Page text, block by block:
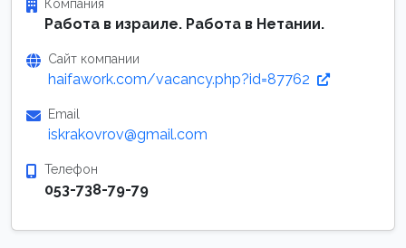
Компания
Работа в израиле. Работа в Нетании.
Сайт компании
haifawork.com/vacancy.php?id=87762
Email
iskrakovrov@gmail.com
Телефон
053-738-79-79